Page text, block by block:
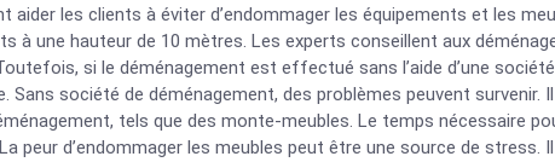
aider les clients à éviter d’endommager les équipements et les
à une hauteur de 10 mètres. Les experts conseillent aux
si le déménagement est effectué sans l’aide d’une
Sans société de déménagement, des problèmes peuvent
tels que des monte-meubles. Le temps nécessaire
peur d’endommager les meubles peut être une source de